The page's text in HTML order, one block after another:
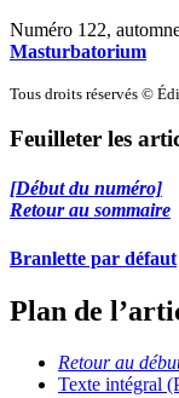
Numéro 122,
Masturbatorium
Tous droits réservés ©
Feuilleter les
[Début du numéro]
Retour au sommaire
Branlette par défaut
Plan de
Retour au
Texte intégral